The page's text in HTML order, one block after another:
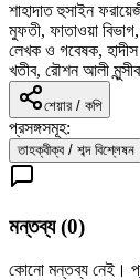
শাহাদাত হুসাইন
মুফতী, ফাতাওয়া বিভাগ,
লেখক ও গবেষক, হাদীস
খতীব, রৌশন আলী
শেয়ার / কপি
প্রসঙ্গসমূহ:
তাহক্বীক্ব / শব্দ বিশ্লেষন
মন্তব্য (0)
কোনো মন্তব্য নেই।